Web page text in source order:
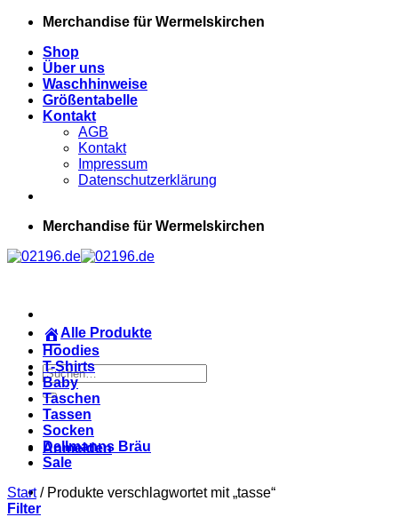
Zum
springen
Merchandise für Wermelskirchen
Shop
Über uns
Waschhinweise
Größentabelle
Kontakt
AGB
Kontakt
Impressum
Datenschutzerklärung
Merchandise für Wermelskirchen
Suchen
nach:
Anmelden
Alle Produkte
Hoodies
T-Shirts
Baby
Taschen
Tassen
Socken
Dellmanns Bräu
Sale
Start /Produkte verschlagwortet mit „tasse“
Filter